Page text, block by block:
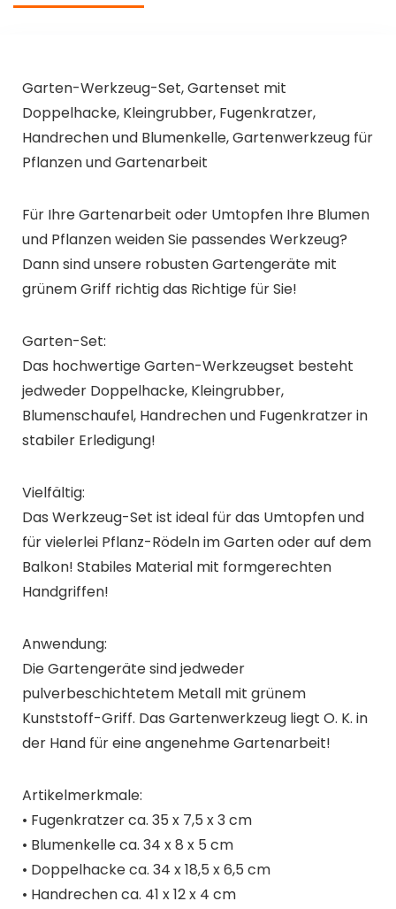
Garten-Werkzeug-Set, Gartenset mit
Doppelhacke, Kleingrubber, Fugenkratzer,
Handrechen und Blumenkelle, Gartenwerkzeug für
Pflanzen und Gartenarbeit
Für Ihre Gartenarbeit oder Umtopfen Ihre Blumen
und Pflanzen weiden Sie passendes Werkzeug?
Dann sind unsere robusten Gartengeräte mit
grünem Griff richtig das Richtige für Sie!
Garten-Set:
Das hochwertige Garten-Werkzeugset besteht
jedweder Doppelhacke, Kleingrubber,
Blumenschaufel, Handrechen und Fugenkratzer in
stabiler Erledigung!
Vielfältig:
Das Werkzeug-Set ist ideal für das Umtopfen und
für vielerlei Pflanz-Rödeln im Garten oder auf dem
Balkon! Stabiles Material mit formgerechten
Handgriffen!
Anwendung:
Die Gartengeräte sind jedweder
pulverbeschichtetem Metall mit grünem
Kunststoff-Griff. Das Gartenwerkzeug liegt O. K. in
der Hand für eine angenehme Gartenarbeit!
Artikelmerkmale:
• Fugenkratzer ca. 35 x 7,5 x 3 cm
• Blumenkelle ca. 34 x 8 x 5 cm
• Doppelhacke ca. 34 x 18,5 x 6,5 cm
• Handrechen ca. 41 x 12 x 4 cm